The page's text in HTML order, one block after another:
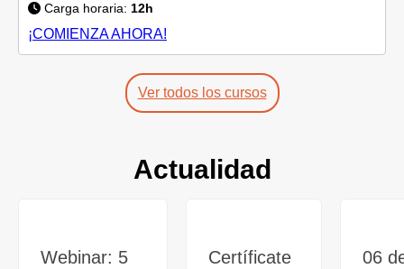
Carga horaria: 12h
¡COMIENZA AHORA!
Ver todos los cursos
Actualidad
Webinar: 5
Certíficate
06